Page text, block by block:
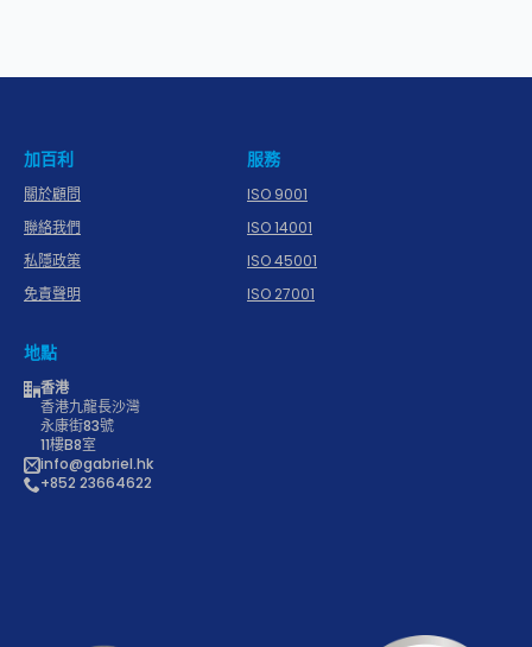
加百利
關於顧問
聯絡我們
私隱政策
免責聲明
服務
ISO 9001
ISO 14001
ISO 45001
ISO 27001
地點
香港
香港九龍長沙灣
永康街83號
11樓B8室
info@gabriel.hk
+852 23664622